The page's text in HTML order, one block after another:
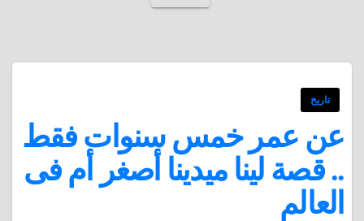
تاريخ
عن عمر خمس سنوات فقط
.. قصة لينا ميدينا أصغر أم فى
العالم